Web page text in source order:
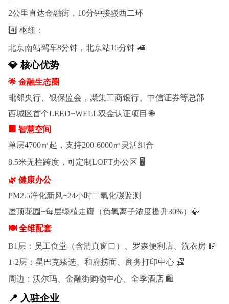
2公里直达金融街，10分钟接驳西二环
4️⃣ 枢纽：
北京南站驾车8分钟，北京站15分钟 🚄
💎 核心优势
🌟 金融生态圈
毗邻央行、银保监会，聚集工商银行、中信证券等总部
西城区首个LEED+WELL双金认证项目 🌐
🏢 智慧空间
单层4700㎡起，支持200-6000㎡灵活组合
8.5米无柱跨度，可定制LOFT办公区 🖥️
🌿 健康办公
PM2.5净化新风+24小时二氧化碳监测
屋顶花园+每层绿植走廊（负氧离子浓度提升30%）🍃
🍽️ 全维配套
B1层：员工食堂（含清真窗口）、罗森便利店、洗衣房 🥢
1-2层：星巴克臻选、和府捞面、商务打印中心 📠
周边：沃尔玛、金融街购物中心、全季酒店 🛍️
📍 入驻企业